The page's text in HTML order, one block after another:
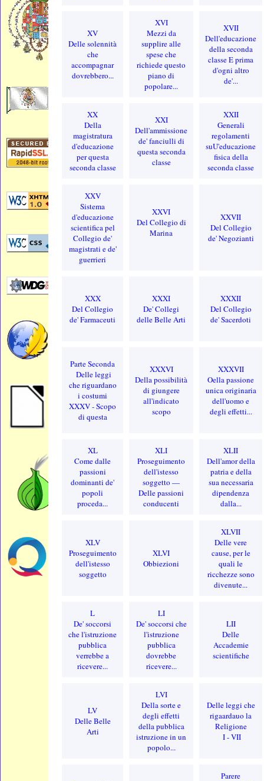
XV
Delle solennità
che
accompagnar
dovrebbero...
XVI
Mezzi da
supplire alle
spese che
richiede questo
piano di
popolare...
XVII
Dell'educazione
della seconda
classe E prima
d'ogni altro
de'...
XX
Della
magistratura
d'educazione
per questa
seconda classe
XXI
Dell'ammissione
de' fanciulli di
questa seconda
classe
XXII
Generali
regolamenti
suU'educazione
fisica della
seconda classe
XXV
Sistema
d'educazione
scientifica pel
Collegio de'
magistrati e de'
guerrieri
XXVI
Del Collegio di
Marina
XXVII
Del Collegio
de' Negozianti
XXX
Del Collegio
de' Farmaceuti
XXXI
De' Collegi
delle Belle Arti
XXXII
Del Collegio
de' Sacerdoti
Parte Seconda
Delle leggi
che riguardano
i costumi
XXXV - Scopo
di questa
XXXVI
Della possibilità
di giungere
all'indicato
scopo
XXXVII
Oella passione
unica originaria
dell'uomo e
degli effetti...
XL
Come dalle
passioni
dominanti de'
popoli
proceda...
XLI
Proseguimento
dell'istesso
soggetto —
Delle passioni
conducenti
XLII
Dell'amor della
patria e della
sua necessaria
dipendenza
dalla...
XLV
Proseguimento
dell'istesso
soggetto
XLVI
Obbiezioni
XLVII
Delle vere
cause, per le
quali le
ricchezze sono
divenute...
L
De' soccorsi
che l'istruzione
pubblica
verrebbe a
ricevere...
LI
De' soccorsi che
l'istruzione
pubblica
dovrebbe
ricevere...
LII
Delle
Accademie
scientifiche
LV
Delle Belle
Arti
LVI
Della sorte e
degli effetti
della pubblica
istruzione in un
popolo...
Delle leggi che
rigaardauo la
Religione
I - VII
Parere